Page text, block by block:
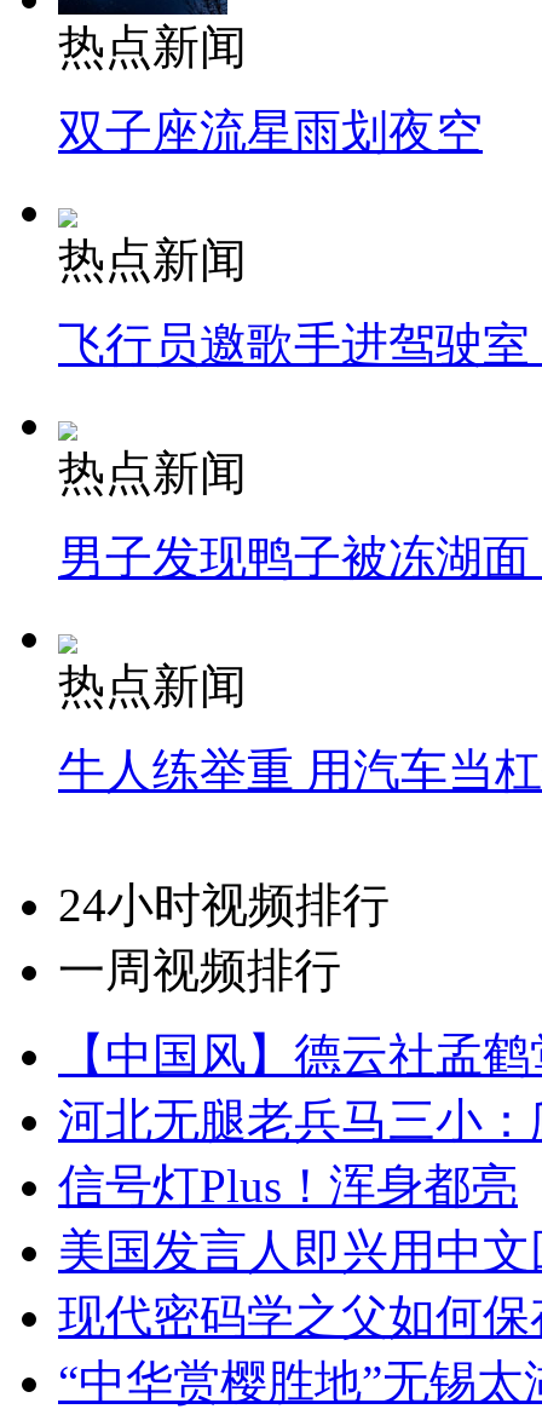
热点新闻
双子座流星雨划夜空
热点新闻
飞行员邀歌手进驾驶
热点新闻
男子发现鸭子被冻湖
热点新闻
牛人练举重 用汽车当
24小时视频排行
一周视频排行
【中国风】德云社孟
河北无腿老兵马三小
信号灯Plus！浑身都亮
美国发言人即兴用中
现代密码学之父如何
“中华赏樱胜地”无锡